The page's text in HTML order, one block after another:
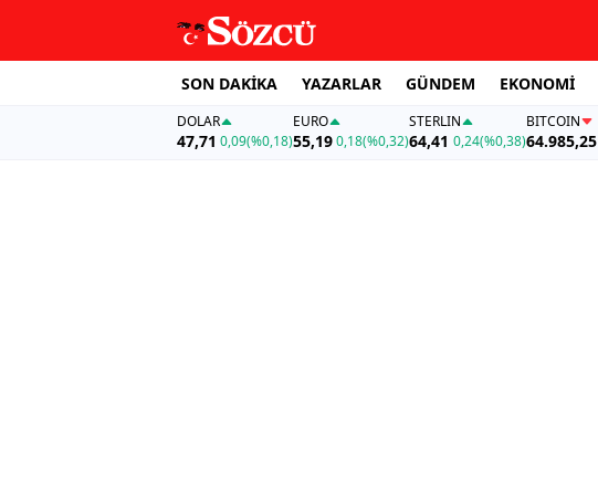
SON DAKİKA YAZARLAR GÜNDEM EKONOMİ
DOLAR
47,71 0,09(%0,18)
EURO
55,19 0,18(%0,32)
STERLIN
64,41 0,24(%0,38)
BITCOIN
64.985,25